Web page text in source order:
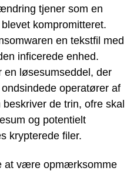
tjener som en
kompromitteret.
en tekstfil med
inficerede enhed.
en løsesumseddel, der
operatører af
de trin, ofre skal
og potentielt
krypterede filer.
at være opmærksomme